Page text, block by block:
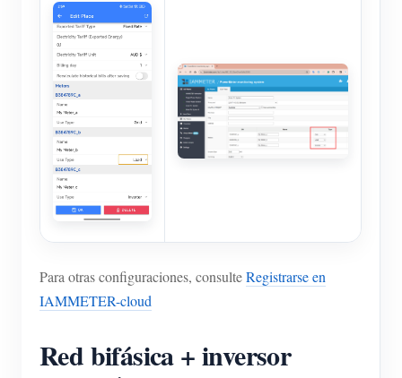
Para otras configuraciones, consulteRegistrarse en
IAMMETER-cloud
Red bifásica + inversor